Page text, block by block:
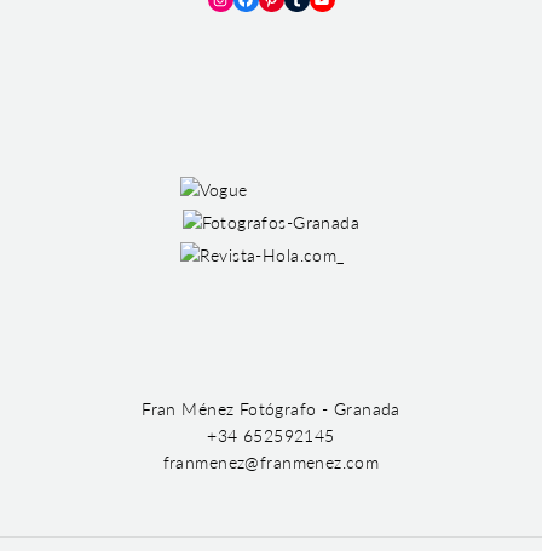
Instagram
Facebook
Pinterest
TumblrYouTube
Fran Ménez Fotógrafo - Granada
+34 652592145
franmenez@franmenez.com